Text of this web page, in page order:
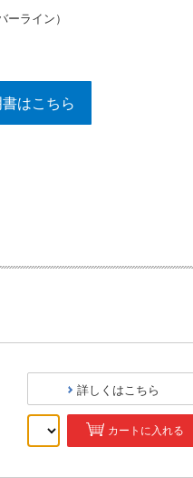
ーライン）
はこちら
詳しくはこちら
カートに入れる